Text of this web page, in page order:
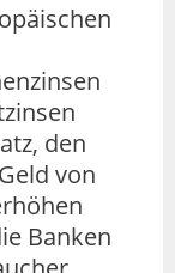
den
von
Banken